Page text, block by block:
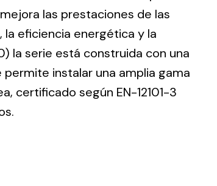
las prestaciones de las
eficiencia energética y la
la serie está construida con una
instalar una amplia gama
certificado según EN-12101-3